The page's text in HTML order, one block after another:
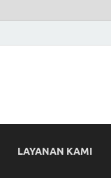
LAYANAN KAMI